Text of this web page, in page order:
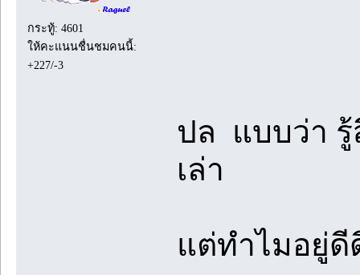
กระทู้: 4601
ให้คะแนนชื่นชมคนนี้:
+227/-3
ปล แบบว่า รู้
เล่า
แต่ทำไมอยู่ดี